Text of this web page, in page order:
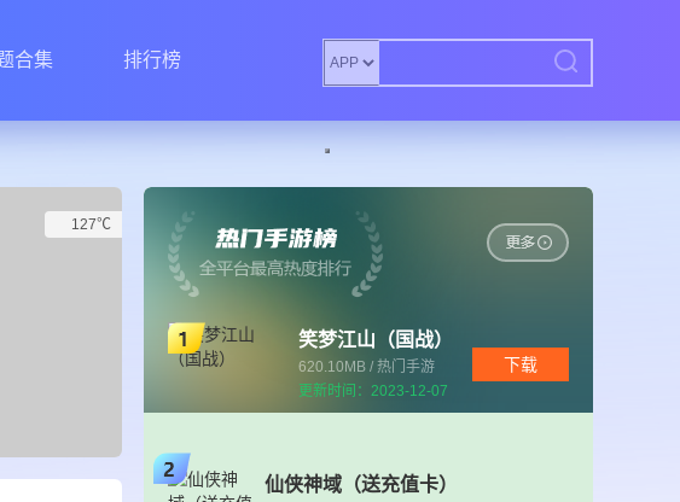
合集 排行榜
127℃
笑梦江山（国战）
620.10MB / 热门手游
更新时间：2023-12-07
下载
仙侠神域（送充值卡）